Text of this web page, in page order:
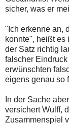
sicher, was er
"Ich erkenne an,
konnte", heißt es
der Satz richtig
falscher
erwünschten
eigens genau so
In der Sache
versichert Wulff,
Zusammenspiel